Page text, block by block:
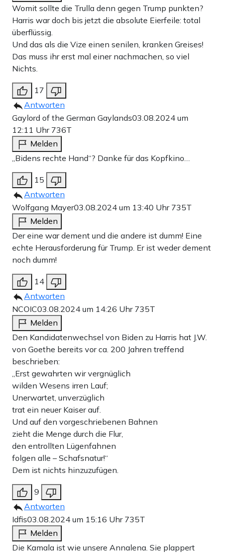
Womit sollte die Trulla denn gegen Trump punkten?
Harris war doch bis jetzt die absolute Eierfeile: total
überflüssig.
Und das als die Vize einen senilen, kranken Greises!
Das muss ihr erst mal einer nachmachen, so viel
Nichts.
17
Antworten
Gaylord of the German Gaylands03.08.2024 um
12:11 Uhr 736T
Melden
„Bidens rechte Hand“? Danke für das Kopfkino…
15
Antworten
Wolfgang Mayer03.08.2024 um 13:40 Uhr 735T
Melden
Der eine war dement und die andere ist dumm! Eine
echte Herausforderung für Trump. Er ist weder dement
noch dumm!
14
Antworten
NCOIC03.08.2024 um 14:26 Uhr 735T
Melden
Den Kandidatenwechsel von Biden zu Harris hat J.W.
von Goethe bereits vor ca. 200 Jahren treffend
beschrieben:
„Erst gewahrten wir vergnüglich
wilden Wesens irren Lauf;
Unerwartet, unverzüglich
trat ein neuer Kaiser auf.
Und auf den vorgeschriebenen Bahnen
zieht die Menge durch die Flur,
den entrollten Lügenfahnen
folgen alle – Schafsnatur!“
Dem ist nichts hinzuzufügen.
9
Antworten
Idfis03.08.2024 um 15:16 Uhr 735T
Melden
Die Kamala ist wie unsere Annalena. Sie plappert